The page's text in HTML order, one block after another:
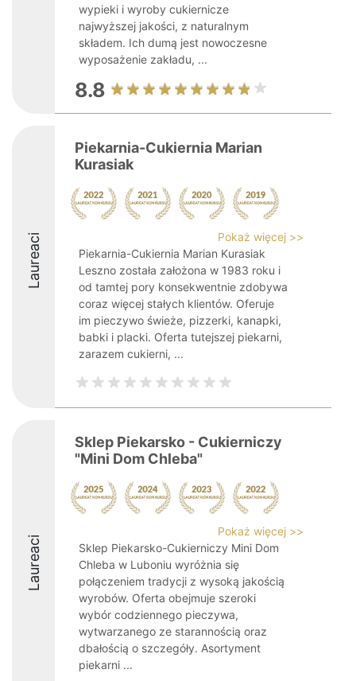
wypieki i wyroby cukiernicze
najwyższej jakości, z naturalnym
składem. Ich dumą jest nowoczesne
wyposażenie zakładu, ...
8.8
Laureaci
Piekarnia-Cukiernia Marian
Kurasiak
Pokaż więcej >>
Piekarnia-Cukiernia Marian Kurasiak
Leszno została założona w 1983 roku i
od tamtej pory konsekwentnie zdobywa
coraz więcej stałych klientów. Oferuje
im pieczywo świeże, pizzerki, kanapki,
babki i placki. Oferta tutejszej piekarni,
zarazem cukierni, ...
Laureaci
Sklep Piekarsko - Cukierniczy
"Mini Dom Chleba"
Pokaż więcej >>
Sklep Piekarsko-Cukierniczy Mini Dom
Chleba w Luboniu wyróżnia się
połączeniem tradycji z wysoką jakością
wyrobów. Oferta obejmuje szeroki
wybór codziennego pieczywa,
wytwarzanego ze starannością oraz
dbałością o szczegóły. Asortyment
piekarni ...